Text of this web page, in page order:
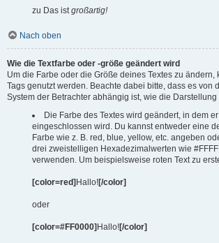
zu Das ist großartig!
Nach oben
Wie die Textfarbe oder -größe geändert wird
Um die Farbe oder die Größe deines Textes zu
Tags genutzt werden. Beachte dabei bitte, dass es von
System der Betrachter abhängig ist, wie die Darstellung
Die Farbe des Textes wird geändert, in dem
eingeschlossen wird. Du kannst entweder eine
Farbe wie z. B. red, blue, yellow, etc. angeben
drei zweistelligen Hexadezimalwerten wie
verwenden. Um beispielsweise roten Text zu
[color=red] Hallo![/color]
oder
[color=#FF0000] Hallo![/color]